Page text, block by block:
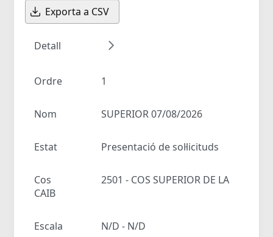
Exporta a CSV
Detall
Ordre 1
Nom SUPERIOR 07/08/2026
Estat Presentació de sol·licituds
Cos
2501 - COS SUPERIOR DE LA
CAIB
Escala N/D - N/D